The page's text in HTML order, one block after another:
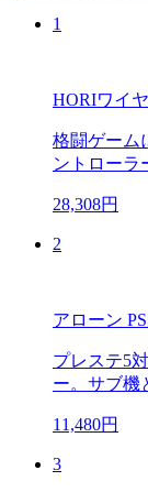
1
HORIワイ
格闘ゲーム
ントローラ
28,308円
2
アローン
プレステ5
ー。サブ機
11,480円
3